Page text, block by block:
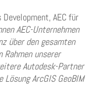
AEC für
AEC-Unternehmen
über den gesamten
unserer
Autodesk-Partner
ArcGIS GeoBIM